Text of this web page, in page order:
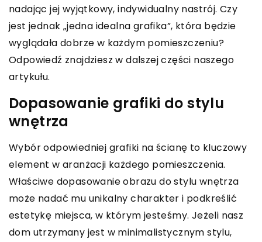
nadając jej wyjątkowy, indywidualny nastrój. Czy
jest jednak „jedna idealna grafika”, która będzie
wyglądała dobrze w każdym pomieszczeniu?
Odpowiedź znajdziesz w dalszej części naszego
artykułu.
Dopasowanie grafiki do stylu
wnętrza
Wybór odpowiedniej grafiki na ścianę to kluczowy
element w aranżacji każdego pomieszczenia.
Właściwe dopasowanie obrazu do stylu wnętrza
może nadać mu unikalny charakter i podkreślić
estetykę miejsca, w którym jesteśmy. Jeżeli nasz
dom utrzymany jest w minimalistycznym stylu,